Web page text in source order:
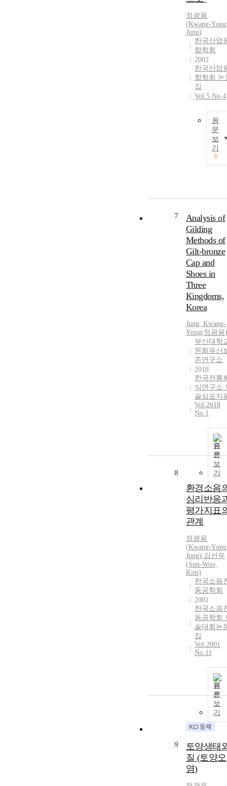
정광용
(Kwang-Yong
Jung)
한국산업
합학회
2002
한국산업
합학회 논
집
Vol.5 No.4
원
문
보
기
3
7
Analysis of
Gilding
Methods of
Gilt-bronze
Cap and
Shoes in
Three
Kingdoms,
Korea
Jung, Kwang-
Yong(정광용)
부산대학
문화유산
존연구소
2018
한국전통
식연구소
술심포지
Vol.2018
No.1
원
문
보
기
8
환경소음
심리반응
평가지표
관계
정광용
(Kwang-Yong
Jung),김선우
(Sun-Woo,
Kim)
한국소음
동공학회
2001
한국소음
동공학회
술대회논
집
Vol.2001
No.11
원
문
보
기
9
토양생태
질 (토양오
염)